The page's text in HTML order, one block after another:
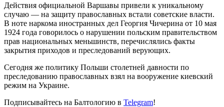
Действия официальной Варшавы привели к уникальному
случаю — на защиту православных встали советские власти.
В ноте наркома иностранных дел Георгия Чичерина от 10 мая
1924 года говорилось о нарушении польским правительством
прав национальных меньшинств, перечислялись факты
закрытия приходов и преследований верующих.
Сегодня же политику Польши столетней давности по
преследованию православных взял на вооружение киевский
режим на Украине.
Подписывайтесь на Балтологию в Telegram!